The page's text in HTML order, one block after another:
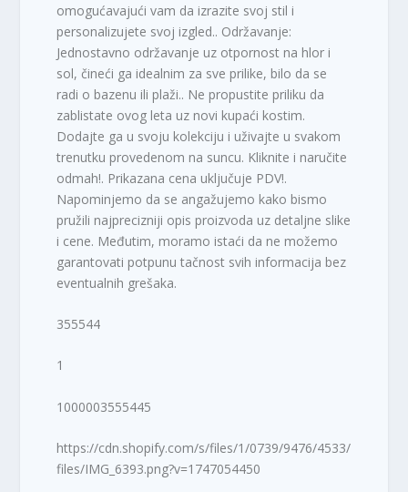
omogućavajući vam da izrazite svoj stil i
personalizujete svoj izgled.. Održavanje:
Jednostavno održavanje uz otpornost na hlor i
sol, čineći ga idealnim za sve prilike, bilo da se
radi o bazenu ili plaži.. Ne propustite priliku da
zablistate ovog leta uz novi kupaći kostim.
Dodajte ga u svoju kolekciju i uživajte u svakom
trenutku provedenom na suncu. Kliknite i naručite
odmah!. Prikazana cena uključuje PDV!.
Napominjemo da se angažujemo kako bismo
pružili najprecizniji opis proizvoda uz detaljne slike
i cene. Međutim, moramo istaći da ne možemo
garantovati potpunu tačnost svih informacija bez
eventualnih grešaka.
355544
1
1000003555445
https://cdn.shopify.com/s/files/1/0739/9476/4533/
files/IMG_6393.png?v=1747054450